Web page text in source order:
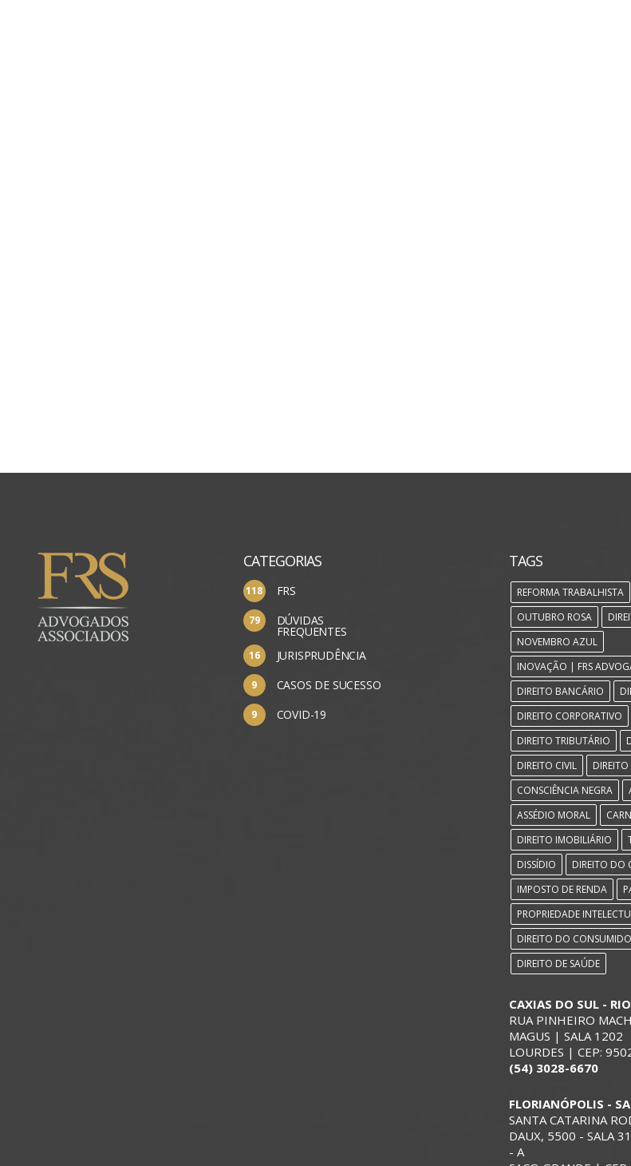
CATEGORIAS
FRS
DÚVIDAS
FREQUENTES
JURISPRUDÊNCIA
CASOS DE SUCESSO
COVID-19
TAGS
REFORMA TRABALHISTA
OUTUBRO ROSA
NOVEMBRO AZUL
INOVAÇÃO | FRS
DIREITO BANCÁRIO
DIREITO CORPORATIVO
DIREITO TRIBUTÁRIO
DIREITO CIVIL
DIREITO
CONSCIÊNCIA NEGRA
ASSÉDIO MORAL
DIREITO IMOBILIÁRIO
DISSÍDIO
DIREITO DO
IMPOSTO DE RENDA
PROPRIEDADE
DIREITO DO
DIREITO DE SAÚDE
CAXIAS DO SUL -
RUA PINHEIRO
MAGUS | SALA 1202
LOURDES | CEP:
(54) 3028-6670
FLORIANÓPOLIS -
SANTA CATARINA
DAUX, 5500 - SALA
- A